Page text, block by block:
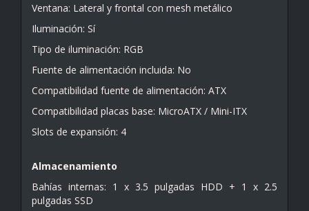
Ventana: Lateral y frontal con mesh metálico
Iluminación: Sí
Tipo de iluminación: RGB
Fuente de alimentación incluida: No
Compatibilidad fuente de alimentación: ATX
Compatibilidad placas base: MicroATX / Mini-ITX
Slots de expansión: 4
Almacenamiento
Bahías internas: 1 x 3.5 pulgadas HDD + 1 x 2.5
pulgadas SSD